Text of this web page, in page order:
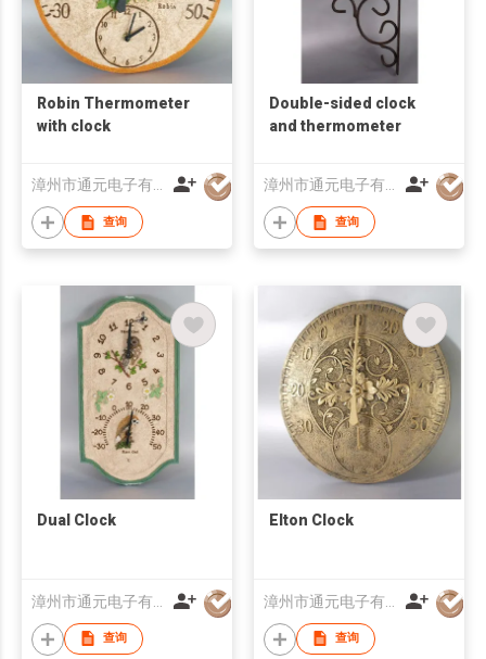
Robin Thermometer
with clock
漳州市通元电子有限公司
查询
Double-sided clock
and thermometer
漳州市通元电子有限公司
查询
Dual Clock
查询
Elton Clock
查询